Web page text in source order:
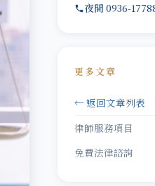
夜間 0936-
更多文章
← 返回文章列表
律師服務項目
免費法律諮詢